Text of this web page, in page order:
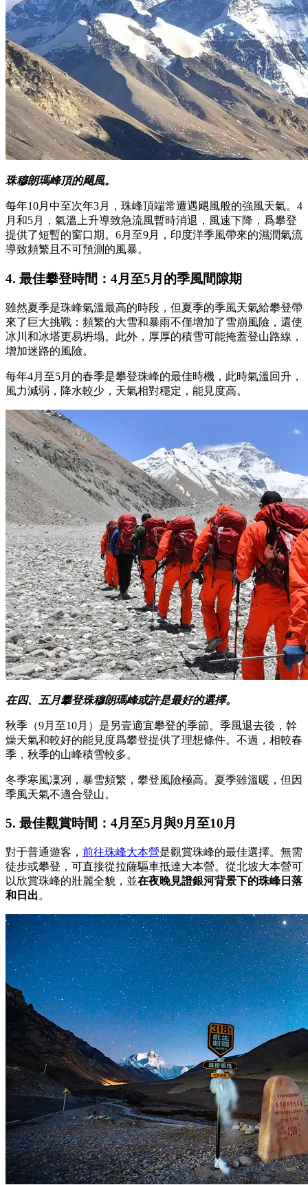
珠穆朗瑪峰頂的飓風。
每年10月中至次年3月，珠峰頂端常遭遇飓風般的強風天氣。4
月和5月，氣溫上升導致急流風暫時消退，風速下降，爲攀登
提供了短暫的窗口期。6月至9月，印度洋季風帶來的濕潤氣流
導致頻繁且不可預測的風暴。
4. 最佳攀登時間：4月至5月的季風間隙期
雖然夏季是珠峰氣溫最高的時段，但夏季的季風天氣給攀登帶
來了巨大挑戰：頻繁的大雪和暴雨不僅增加了雪崩風險，還使
冰川和冰塔更易坍塌。此外，厚厚的積雪可能掩蓋登山路線，
增加迷路的風險。
每年4月至5月的春季是攀登珠峰的最佳時機，此時氣溫回升，
風力減弱，降水較少，天氣相對穩定，能見度高。
在四、五月攀登珠穆朗瑪峰或許是最好的選擇。
秋季（9月至10月）是另壹適宜攀登的季節。季風退去後，幹
燥天氣和較好的能見度爲攀登提供了理想條件。不過，相較春
季，秋季的山峰積雪較多。
冬季寒風凜冽，暴雪頻繁，攀登風險極高。夏季雖溫暖，但因
季風天氣不適合登山。
5. 最佳觀賞時間：4月至5月與9月至10月
對于普通遊客， 前往珠峰大本營是觀賞珠峰的最佳選擇。無需
徒步或攀登，可直接從拉薩驅車抵達大本營。從北坡大本營可
以欣賞珠峰的壯麗全貌，並在夜晚見證銀河背景下的珠峰日落
和日出。